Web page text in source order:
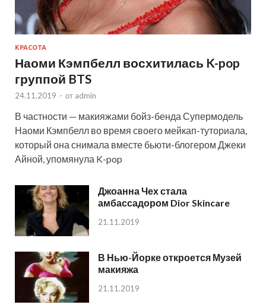
КРАСОТА
Наоми Кэмпбелл восхитилась K-pop
группой BTS
24.11.2019 - от admin
В частности — макияжами бойз-бенда Супермодель
Наоми Кэмпбелл во время своего мейкап-туториала,
который она снимала вместе бьюти-блогером Джеки
Айной, упомянула K-pop
Джоанна Чех стала
амбассадором Dior Skincare
21.11.2019
В Нью-Йорке откроется Музей
макияжа
21.11.2019